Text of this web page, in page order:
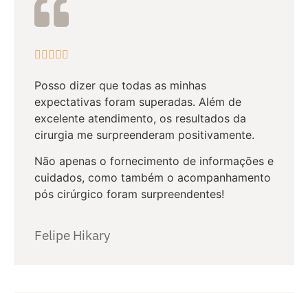
    
Posso dizer que todas as minhas
expectativas foram superadas. Além de
excelente atendimento, os resultados da
cirurgia me surpreenderam positivamente.
Não apenas o fornecimento de informações e
cuidados, como também o acompanhamento
pós cirúrgico foram surpreendentes!
Felipe Hikary